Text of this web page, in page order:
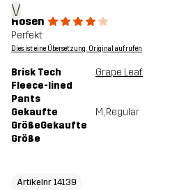
V
Hosen
Perfekt
Dies ist eine Übersetzung. Original aufrufen
Brisk Tech
Fleece-lined
Pants
Grape Leaf
Gekaufte
GrößeGekaufte
Größe
M, Regular
Artikelnr 14139